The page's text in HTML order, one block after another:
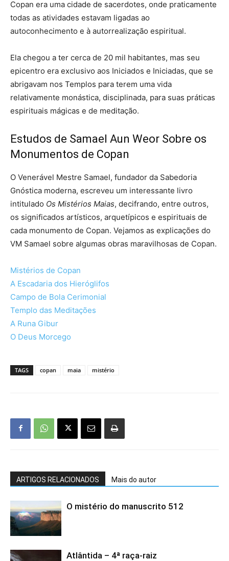
Copan era uma cidade de sacerdotes, onde praticamente
todas as atividades estavam ligadas ao
autoconhecimento e à autorrealização espiritual.
Ela chegou a ter cerca de 20 mil habitantes, mas seu
epicentro era exclusivo aos Iniciados e Iniciadas, que se
abrigavam nos Templos para terem uma vida
relativamente monástica, disciplinada, para suas práticas
espirituais mágicas e de meditação.
Estudos de Samael Aun Weor Sobre os
Monumentos de Copan
O Venerável Mestre Samael, fundador da Sabedoria
Gnóstica moderna, escreveu um interessante livro
intitulado Os Mistérios Maias, decifrando, entre outros,
os significados artísticos, arquetípicos e espirituais de
cada monumento de Copan. Vejamos as explicações do
VM Samael sobre algumas obras maravilhosas de Copan.
Mistérios de Copan
A Escadaria dos Hieróglifos
Campo de Bola Cerimonial
Templo das Meditações
A Runa Gibur
O Deus Morcego
TAGS copan maia mistério
ARTIGOS RELACIONADOS Mais do autor
O mistério do manuscrito 512
Atlântida – 4ª raça-raiz